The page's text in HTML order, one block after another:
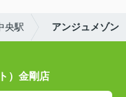
央駅 アンジュメゾン
）金剛店